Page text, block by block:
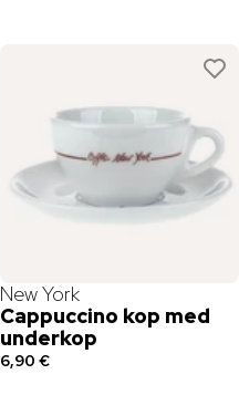
New York
Cappuccino kop med
underkop
6,90 €